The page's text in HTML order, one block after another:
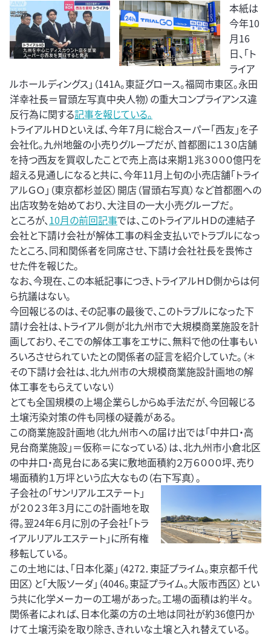
本紙は
今年10
月16
日、「ト
ライア
ルホールディングス」（141A。東証グロース。福岡市東区。永田
洋幸社長＝冒頭左写真中央人物）の重大コンプライアンス違
反行為に関する記事を報じている。
トライアルＨＤといえば、今年７月に総合スーパー「西友」を子
会社化。九州地盤の小売りグループだが、首都圏に１３０店舗
を持つ西友を買収したことで売上高は来期１兆３０００億円を
超える見通しになると共に、今年11月上旬の小売店舗「トライ
アルＧＯ」（東京都杉並区）開店（冒頭右写真）など首都圏への
出店攻勢を始めており、大注目の一大小売グループだ。
ところが、10月の前回記事では、このトライアルＨＤの連結子
会社と下請け会社が解体工事の料金支払いでトラブルになっ
たところ、同和関係者を同席させ、下請け会社社長を畏怖さ
せた件を報じた。
なお、今現在、この本紙記事につき、トライアルＨＤ側からは何
ら抗議はない。
今回報じるのは、その記事の最後で、このトラブルになった下
請け会社は、トライアル側が北九州市で大規模商業施設を計
画しており、そこでの解体工事をエサに、無料で他の仕事もい
ろいろさせられていたとの関係者の証言を紹介していた。（＊
その下請け会社は、北九州市の大規模商業施設計画地の解
体工事をもらえていない）
とても全国規模の上場企業らしからぬ手法だが、今回報じる
土壌汚染対策の件も同様の疑義がある。
この商業施設計画地（北九州市への届け出では「中井口・高
見台商業施設」＝仮称＝になっている）は、北九州市小倉北区
の中井口・高見台にある実に敷地面積約２万６０００坪、売り
場面積約１万坪という広大なもの（右下写真）。
子会社の「サンリアルエステート」
が２０２３年３月にこの計画地を取
得。翌24年６月に別の子会社「トラ
イアルリアルエステート」に所有権
移転している。
この土地には、「日本化薬」（4272．東証プライム。東京都千代
田区）と「大阪ソーダ」（4046。東証プライム。大阪市西区）とい
う共に化学メーカーの工場があった。工場の面積は約半々。
関係者によれば、日本化薬の方の土地は同社が約36億円か
けて土壌汚染を取り除き、きれいな土壌と入れ替えている。